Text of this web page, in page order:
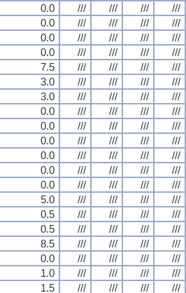
0.0 /// /// ///
///
0.0 /// /// ///
///
0.0 /// /// ///
///
0.0 /// /// ///
///
7.5 /// /// ///
///
3.0 /// /// ///
///
3.0 /// /// ///
///
0.0 /// /// ///
///
0.0 /// /// ///
///
0.0 /// /// ///
///
0.0 /// /// ///
///
0.0 /// /// ///
///
0.0 /// /// ///
///
5.0 /// /// ///
///
0.5 /// /// ///
///
0.5 /// /// ///
///
8.5 /// /// ///
///
0.0 /// /// ///
///
1.0 /// /// ///
///
1.5 /// /// ///
///